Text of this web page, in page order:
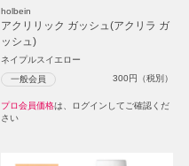
holbein
アクリリック ガッシュ(アクリラ ガ
ッシュ)
ネイプルスイエロー
一般会員 300円（税別）
プロ会員価格は、ログインしてご確認くだ
さい